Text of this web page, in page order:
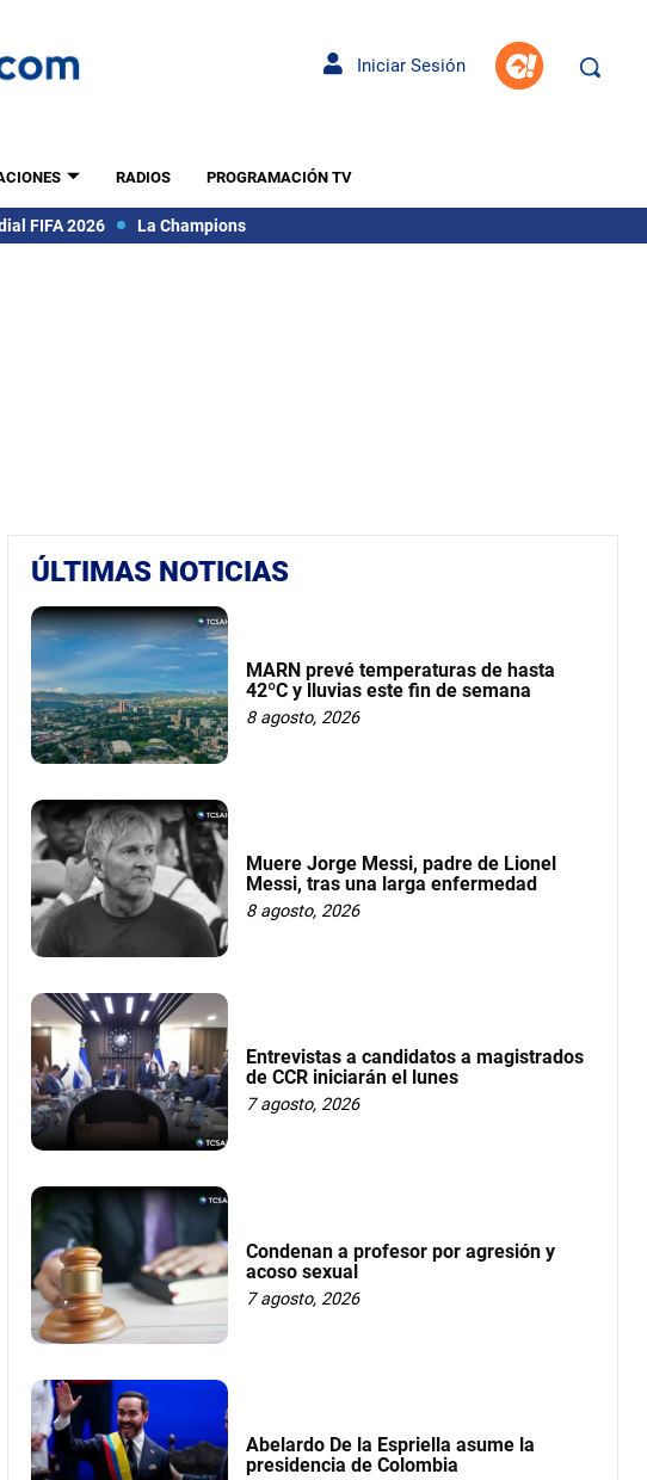
Iniciar Sesión
RADIOS PROGRAMACIÓN TV
FIFA 2026 La Champions
ÚLTIMAS NOTICIAS
MARN prevé temperaturas de hasta
42ºC y lluvias este fin de semana
8 agosto, 2026
Muere Jorge Messi, padre de Lionel
Messi, tras una larga enfermedad
8 agosto, 2026
Entrevistas a candidatos a magistrados
de CCR iniciarán el lunes
7 agosto, 2026
Condenan a profesor por agresión y
acoso sexual
7 agosto, 2026
Abelardo De la Espriella asume la
presidencia de Colombia